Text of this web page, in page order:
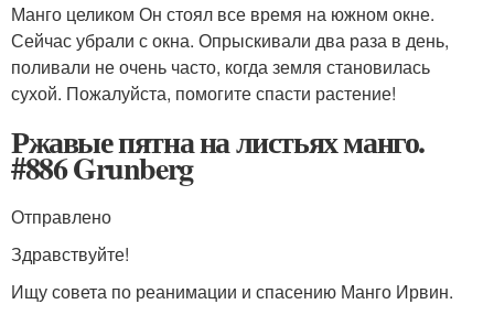
Манго целиком Он стоял все время на южном окне.
Сейчас убрали с окна. Опрыскивали два раза в день,
поливали не очень часто, когда земля становилась
сухой. Пожалуйста, помогите спасти растение!
Ржавые пятна на листьях манго.
#886 Grunberg
Отправлено
Здравствуйте!
Ищу совета по реанимации и спасению Манго Ирвин.